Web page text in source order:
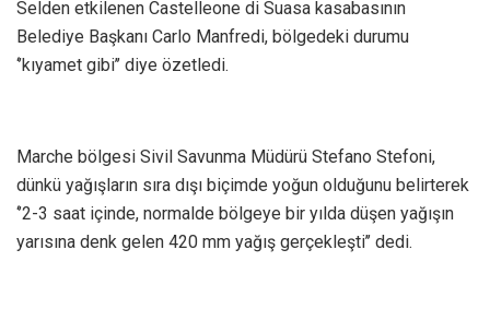
Selden etkilenen Castelleone di Suasa kasabasının
Belediye Başkanı Carlo Manfredi, bölgedeki durumu
‘’kıyamet gibi’’ diye özetledi.
Marche bölgesi Sivil Savunma Müdürü Stefano Stefoni,
dünkü yağışların sıra dışı biçimde yoğun olduğunu belirterek
‘’2-3 saat içinde, normalde bölgeye bir yılda düşen yağışın
yarısına denk gelen 420 mm yağış gerçekleşti’’ dedi.